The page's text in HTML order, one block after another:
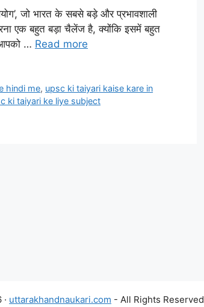
जो भारत के सबसे बड़े और प्रभावशाली
एक बहुत बड़ा चैलेंज है, क्योंकि इसमें बहुत
आपको … Read more
hindi me, upsc ki taiyari kaise kare in
ki taiyari ke liye subject
uttarakhandnaukari.com - All Rights Reserved